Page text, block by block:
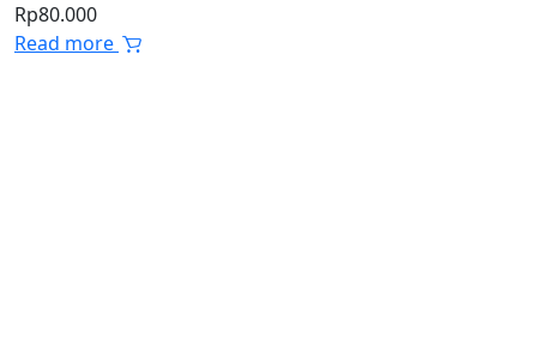
Rp80.000
Read more